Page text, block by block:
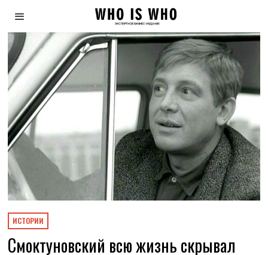
ИСТОРИИ
Смоктуновский всю жизнь скрывал